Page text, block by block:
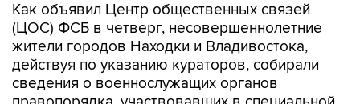
Как объявил Центр общественных связей
(ЦОС) ФСБ в четверг, несовершеннолетние
жители городов Находки и Владивостока,
действуя по указанию кураторов, собирали
сведения о военнослужащих органов